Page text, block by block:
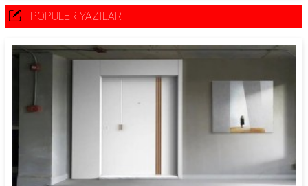
POPÜLER YAZILAR